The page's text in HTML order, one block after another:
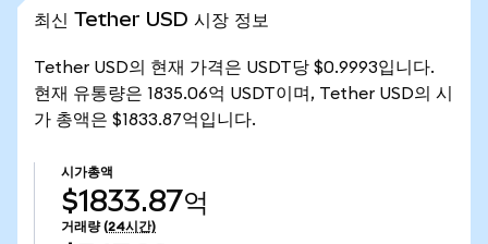
최신 Tether USD 시장 정보
Tether USD의 현재 가격은 USDT당 $0.9993입니다.
현재 유통량은 1835.06억 USDT이며, Tether USD의 시
가 총액은 $1833.87억입니다.
시가총액
$1833.87억
거래량 (24시간)